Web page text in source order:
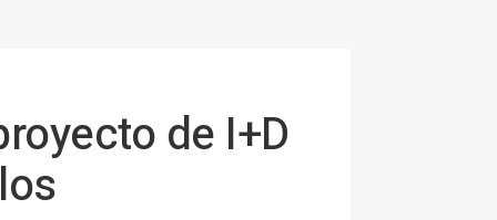
de I+D